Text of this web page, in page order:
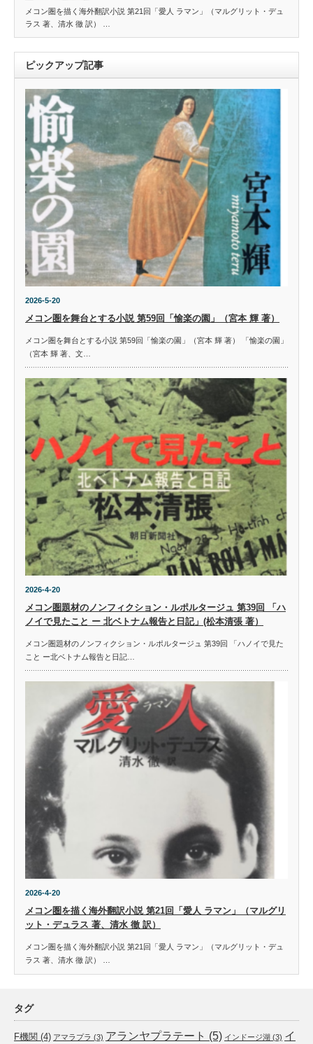
メコン圏を描く海外翻訳小説 第21回「愛人 ラマン」（マルグリット・デュ
ラス 著、清水 徹 訳） …
ピックアップ記事
2026-5-20
メコン圏を舞台とする小説 第59回「愉楽の園」（宮本 輝 著）
メコン圏を舞台とする小説 第59回「愉楽の園」（宮本 輝 著） 「愉楽の園」
（宮本 輝 著、文…
2026-4-20
メコン圏題材のノンフィクション・ルポルタージュ 第39回 「ハ
ノイで見たこと ー 北ベトナム報告と日記」(松本清張 著）
メコン圏題材のノンフィクション・ルポルタージュ 第39回 「ハノイで見た
こと ー北ベトナム報告と日記…
2026-4-20
メコン圏を描く海外翻訳小説 第21回「愛人 ラマン」（マルグリ
ット・デュラス 著、清水 徹 訳）
メコン圏を描く海外翻訳小説 第21回「愛人 ラマン」（マルグリット・デュ
ラス 著、清水 徹 訳） …
タグ
F機関 (4) アマラプラ (3) アランヤプラテート (5) インドージ湖 (3) イ